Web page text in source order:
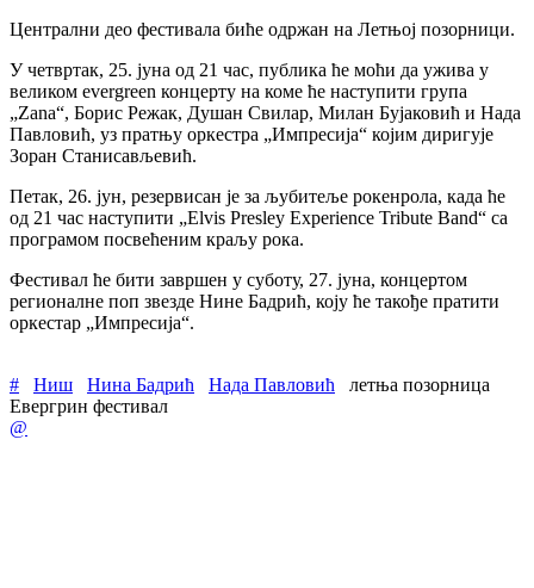
Централни део фестивала биће одржан на Летњој позорници.
У четвртак, 25. јуна од 21 час, публика ће моћи да ужива у
великом evergreen концерту на коме ће наступити група
„Zana“, Борис Режак, Душан Свилар, Милан Бујаковић и Нада
Павловић, уз пратњу оркестра „Импресија“ којим диригује
Зоран Станисављевић.
Петак, 26. јун, резервисан је за љубитеље рокенрола, када ће
од 21 час наступити „Elvis Presley Experience Tribute Band“ са
програмом посвећеним краљу рока.
Фестивал ће бити завршен у суботу, 27. јуна, концертом
регионалне поп звезде Нине Бадрић, коју ће такође пратити
оркестар „Импресија“.
# Ниш Нина Бадрић Нада Павловић
летња позорница
Евергрин фестивал
@